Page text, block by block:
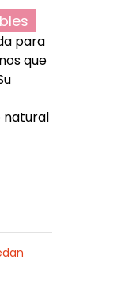
para
que
natural